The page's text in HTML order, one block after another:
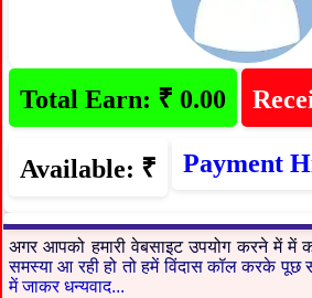
Total Earn: ₹ 0.00
Available: ₹ Payment
अगर आपको हमारी वेबसाइट उपयोग करने में में
समस्या आ रही हो तो हमें विंदास कॉल करके
में जाकर धन्यवाद...